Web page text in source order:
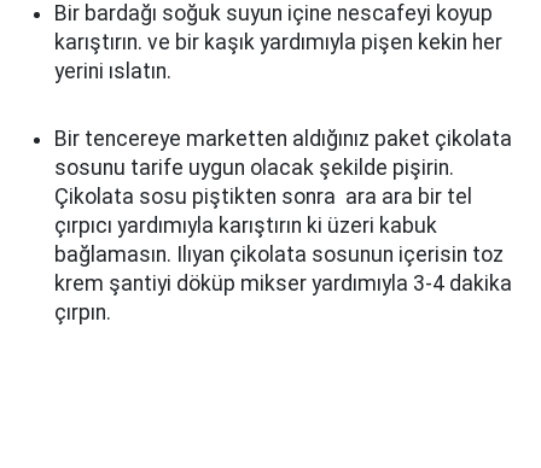
Bir bardağı soğuk suyun içine nescafeyi koyup
karıştırın. ve bir kaşık yardımıyla pişen kekin her
yerini ıslatın.
Bir tencereye marketten aldığınız paket çikolata
sosunu tarife uygun olacak şekilde pişirin.
Çikolata sosu piştikten sonra ara ara bir tel
çırpıcı yardımıyla karıştırın ki üzeri kabuk
bağlamasın. Ilıyan çikolata sosunun içerisin toz
krem şantiyi döküp mikser yardımıyla 3-4 dakika
çırpın.